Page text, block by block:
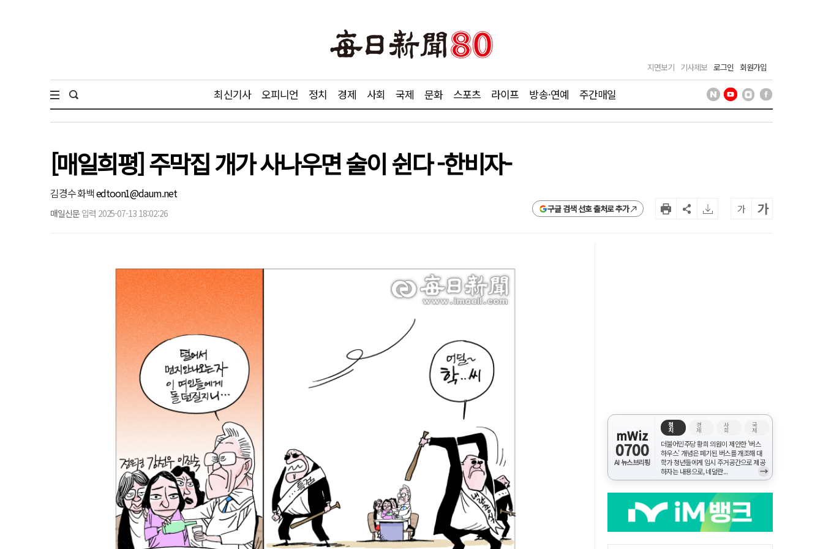
지면보기 기사제보 로그인 회원가입
최신기사 오피니언 정치 경제 사회 국제 문화 스포츠 라이프 방송·연예 주간매일
[매일희평] 주막집 개가 사나우면 술이 쉰다 -한비자-
김경수 화백edtoon1@daum.net
매일신문 입력 2025-07-13 18:02:26 구글 검색 선호 출처로 추가 가 가
mWiz
0700
AI 뉴스브리핑
정
치
경
제
사
회
국
제
더불어민주당 황희 의원이 제안한 '버스
하우스' 개념은 폐기된 버스를 개조해 대
학가 청년들에게 임시 주거공간으로 제공
하자는 내용으로, 네덜란...
→